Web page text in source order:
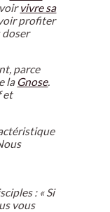
vivre sa
profiter
doser
parce
la Gnose.
et
: « Si
vous